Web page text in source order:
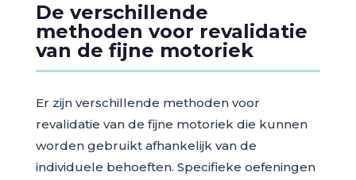
De verschillende
methoden voor revalidatie
van de fijne motoriek
Er zijn verschillende methoden voor
revalidatie van de fijne motoriek die kunnen
worden gebruikt afhankelijk van de
individuele behoeften. Specifieke oefeningen